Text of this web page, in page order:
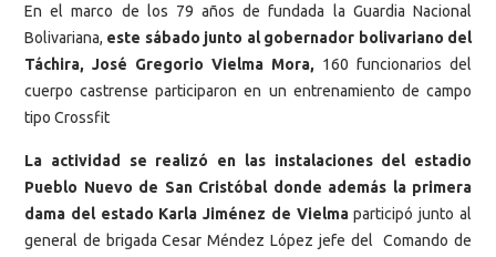
En el marco de los 79 años de fundada la Guardia Nacional
Bolivariana, este sábado junto al gobernador bolivariano del
Táchira, José Gregorio Vielma Mora, 160 funcionarios del
cuerpo castrense participaron en un entrenamiento de campo
tipo Crossfit
La actividad se realizó en las instalaciones del estadio
Pueblo Nuevo de San Cristóbal donde además la primera
dama del estado Karla Jiménez de Vielmaparticipó junto al
general de brigada Cesar Méndez López jefe del Comando de